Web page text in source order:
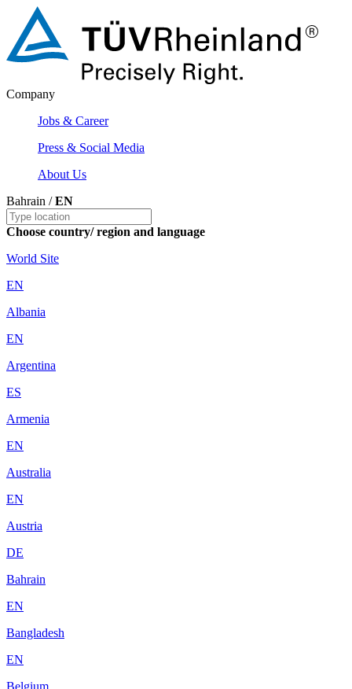
Company
Jobs & Career
Press & Social Media
About Us
Bahrain /EN
Choose country/ region and language
World Site
EN
Albania
EN
Argentina
ES
Armenia
EN
Australia
EN
Austria
DE
Bahrain
EN
Bangladesh
EN